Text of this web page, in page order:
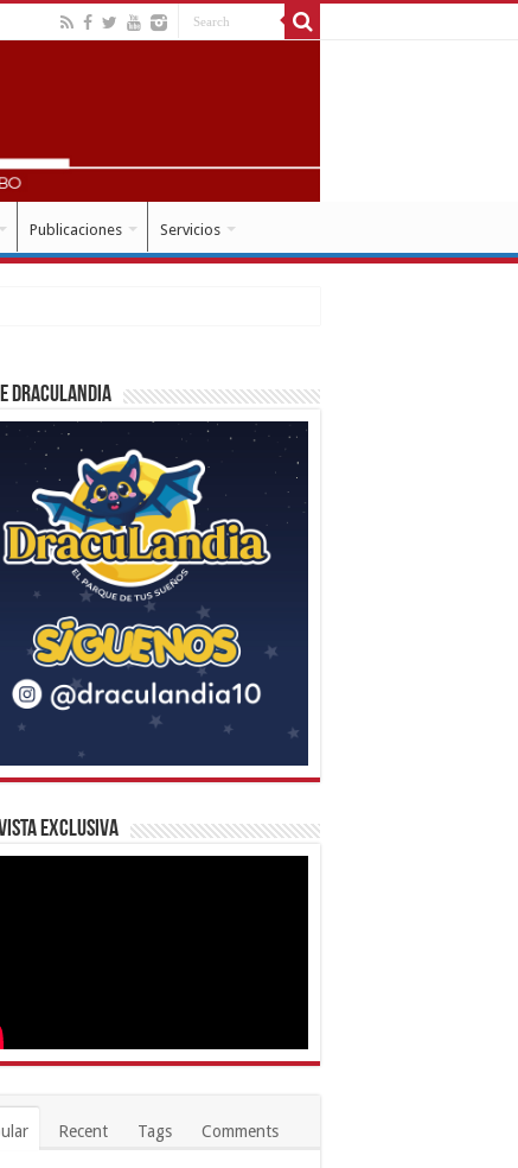
Publicaciones Servicios
Draculandia
Exclusiva
Recent Tags Comments